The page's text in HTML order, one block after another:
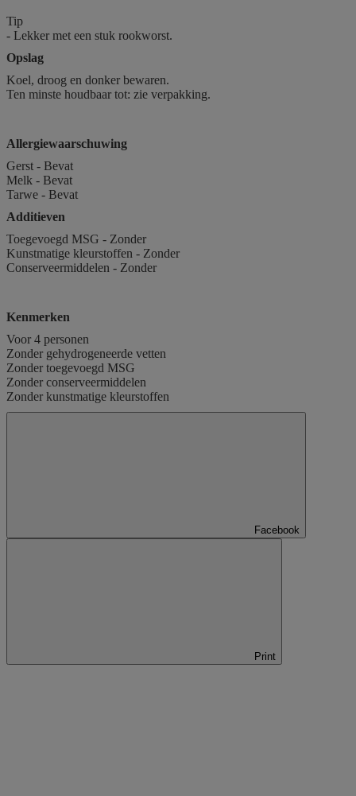
Tip
- Lekker met een stuk rookworst.
Opslag
Koel, droog en donker bewaren.
Ten minste houdbaar tot: zie verpakking.
Allergiewaarschuwing
Gerst - Bevat
Melk - Bevat
Tarwe - Bevat
Additieven
Toegevoegd MSG - Zonder
Kunstmatige kleurstoffen - Zonder
Conserveermiddelen - Zonder
Kenmerken
Voor 4 personen
Zonder gehydrogeneerde vetten
Zonder toegevoegd MSG
Zonder conserveermiddelen
Zonder kunstmatige kleurstoffen
Facebook
Print